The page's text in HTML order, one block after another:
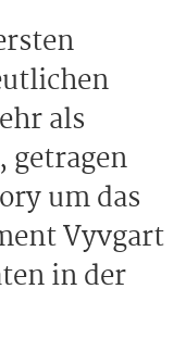
als
getragen
um das
Vyvgart
in der